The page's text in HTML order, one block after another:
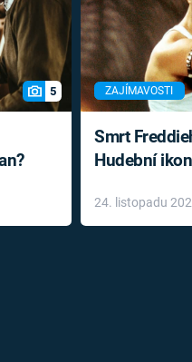
5 ZAJÍMAVOSTI
Smrt
Hudební
léky
24. listopadu